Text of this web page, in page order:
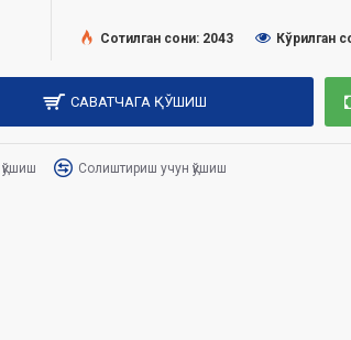
Сотилган сони: 2043
Кўрилган
САВАТЧАГА ҚЎШИШ
Солиштириш учун қўшиш